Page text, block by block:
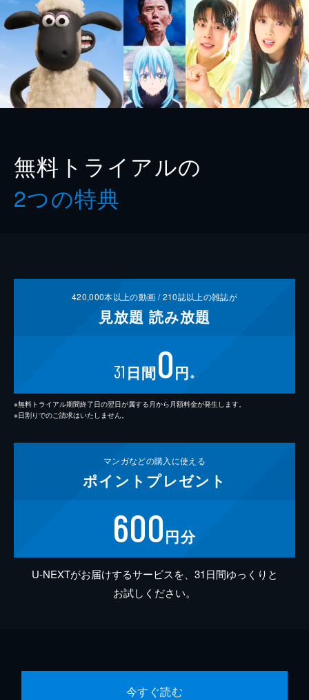
無料トライアルの
2つの特典
420,000本以上の動画 /210誌以上の雑誌が
見放題 読み放題
31 日間0円 ※
※無料トライアル期間終了日の翌日が属する月から月額料金が発生します。
※日割りでのご請求はいたしません。
マンガなどの購入に使える
ポイント プレゼント
600円分
U-NEXTがお届けするサービスを、31日間ゆっくりと
お試しください。
今すぐ読む